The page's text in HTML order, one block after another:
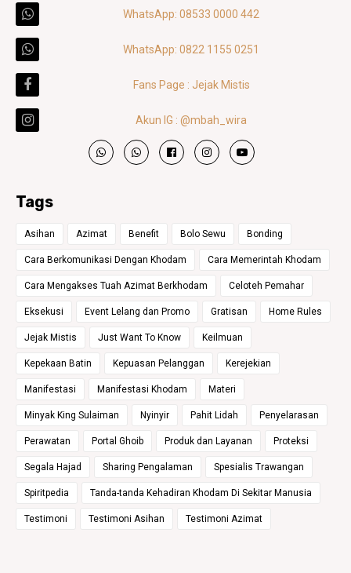
WhatsApp: 08533 0000 442
WhatsApp: 0822 1155 0251
Fans Page : Jejak Mistis
Akun IG : @mbah_wira
Tags
Asihan Azimat Benefit Bolo Sewu Bonding
Cara Berkomunikasi Dengan Khodam Cara Memerintah Khodam
Cara Mengakses Tuah Azimat Berkhodam Celoteh Pemahar
Eksekusi Event Lelang dan Promo Gratisan Home Rules
Jejak Mistis Just Want To Know Keilmuan
Kepekaan Batin Kepuasan Pelanggan Kerejekian
Manifestasi Manifestasi Khodam Materi
Minyak King Sulaiman Nyinyir Pahit Lidah Penyelarasan
Perawatan Portal Ghoib Produk dan Layanan Proteksi
Segala Hajad Sharing Pengalaman Spesialis Trawangan
Spiritpedia Tanda-tanda Kehadiran Khodam Di Sekitar Manusia
Testimoni Testimoni Asihan Testimoni Azimat